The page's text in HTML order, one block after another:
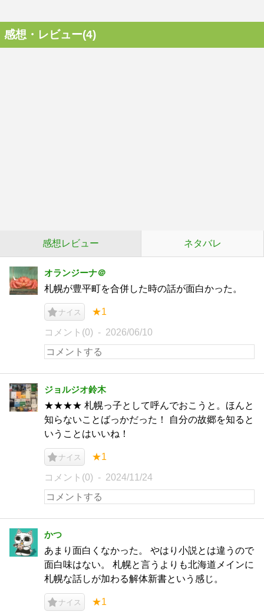
感想・レビュー(4)
感想レビュー ネタバレ
オランジーナ＠
札幌が豊平町を合併した時の話が面白かった。
ナイス ★1
コメント(0) 2026/06/10
ジョルジオ鈴木
★★★★ 札幌っ子として呼んでおこうと。ほんと
知らないことばっかだった！ 自分の故郷を知ると
いうことはいいね！
ナイス ★1
コメント(0) 2024/11/24
かつ
あまり面白くなかった。 やはり小説とは違うので
面白味はない。 札幌と言うよりも北海道メインに
札幌な話しが加わる解体新書という感じ。
ナイス ★1